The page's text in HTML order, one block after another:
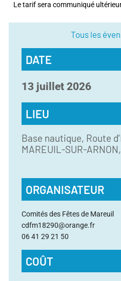
Le tarif sera communiqué
Tous les
DATE
13 juillet 2026
LIEU
Base nautique, Route
MAREUIL-SUR-ARNON,
ORGANISATEUR
Comités des Fêtes de Mareuil
cdfm18290@orange.fr
06 41 29 21 50
COÛT